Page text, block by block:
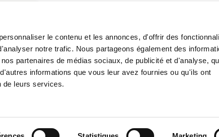
le contenu et les annonces, d'offrir des
notre trafic. Nous partageons également des
partenaires de médias sociaux, de publicité et d'analyse,
informations que vous leur avez fournies ou qu'ils ont
de leurs services.
Restaurants NormandinEnr. 028803 | 041591 | 031430 |